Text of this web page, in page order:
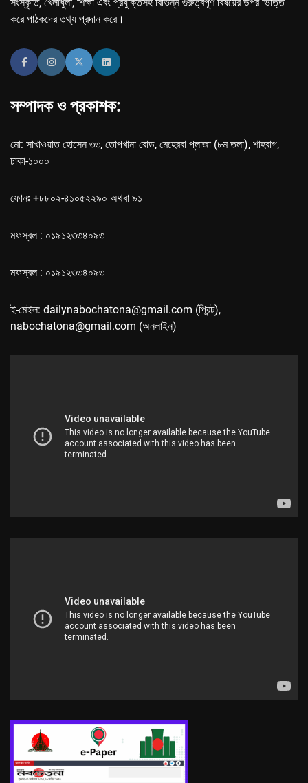
করে পাঠকদের তথ্য প্রদান করে।
সম্পাদক ও প্রকাশক:
মো: সাখাওয়াত হোসেন ৩৩, তোপখানা রোড, মেহেরবা প্লাজা (৮ম তলা), শাহবাগ,
ঢাকা-১০০০
ফোনঃ +৮৮০২-৪১০৫২২৯০ অথবা ৯১
মফস্বল : ০১৯১২৩৩৪০৯৩
মফস্বল : ০১৯১২৩৩৪০৯৩
ই-মেইল: dailynabochatona@gmail.com (প্রিন্ট),
nabochatona@gmail.com (অনলাইন)